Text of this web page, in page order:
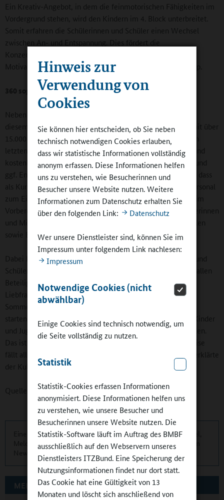
Hinweis zur
Verwendung von
Cookies
Sie können hier entscheiden, ob Sie neben
technisch notwendigen Cookies erlauben,
dass wir statistische Informationen vollständig
anonym erfassen. Diese Informationen helfen
uns zu verstehen, wie Besucherinnen und
Besucher unsere Website nutzen. Weitere
Informationen zum Datenschutz erhalten Sie
über den folgenden Link:
Datenschutz
Wer unsere Dienstleister sind, können Sie im
Impressum unter folgendem Link nachlesen:
Impressum
Notwendige Cookies (nicht
abwählbar)
Einige Cookies sind technisch notwendig, um
die Seite vollständig zu nutzen.
Statistik
Statistik-Cookies erfassen Informationen
anonymisiert. Diese Informationen helfen uns
zu verstehen, wie unsere Besucher und
Besucherinnen unsere Website nutzen. Die
Statistik-Software läuft im Auftrag des BMBF
ausschließlich auf den Webservern unseres
Dienstleisters ITZBund. Eine Speicherung der
Nutzungsinformationen findet nur dort statt.
Das Cookie hat eine Gültigkeit von 13
Monaten und löscht sich anschließend von
Ein Kreativ-Angebot, in dem die feinmotorischen Fähigkeiten im
Vordergrund stehen, wird den Kindern im 4. Block unterbreitet.
Somit erfahren die Schülerinnen und Schüler einen Wechsel
zwischen An- und Entspannung. Dies fördert die
Konzentrationsfähigkeit in den Lernphasen und erhöht die
Motivation zur Teilnahme am schulbezogenen Sommercamp.
360 sogenannte „Ferienakademien“
Neben den schulbezogenen Sommerferiencamps gibt es in
diesem Jahr erstmals 360 sogenannte „Ferienakademien“ mit über
15.000 angemeldeten Schülerinnen und Schülern, die in den
letzten beiden Wochen der Sommerferien ein freiwilliges und
kostenloses Angebot in den Fächern Deutsch, Mathematik und
ggf. Englisch, erhalten. Das Besondere an der Akademie ist, dass
als Kursleiterinnen und Kursleiter überwiegend externes Personal
zum Einsatz kommt, also Lehramtsstudierende, Lehrkräfte im
Vorbereitungsdienst und pensionierte Lehrkräfte, Mitarbeiterinnen
und Mitarbeiter von Nachhilfeinstituten und Volkshochschulen
sowie Ehrenamtliche.
Dabei können sich die Lerngruppen auch aus Schülerinnen und
Schülern verschiedener Schulen zusammensetzen. „Ich bin allen
Beteiligten, den Kursleiterinnen und Kursleiter hier an der
Liebfrauenschule, wie auch an allen Standorten der
Sommerferiencamps sowie der in der kommenden Woche
startenden Ferienakademien überaus dankbar, dass sie die Kinder
und Jugendlichen in ihrer eigentlich freien Zeit fördern wollen.
Das ist wahrlich keine Selbstverständlichkeit! Auf diese Weise
fällt allen der Start ins neue Schuljahr wesentlich leichter“, erklärte
der Kultusminister abschließend.
Quelle: Hessisches Kultusministerium
Eine übersichtliche Kurzinformation über die aktuellen Artikel,
Meldungen und Termine finden Sie zweimonatlich in unserem
Newsletter.
Hier können Sie sich anmelden .
MEHR ZUM THEMA AUF GANZTAGSSCHULEN.ORG